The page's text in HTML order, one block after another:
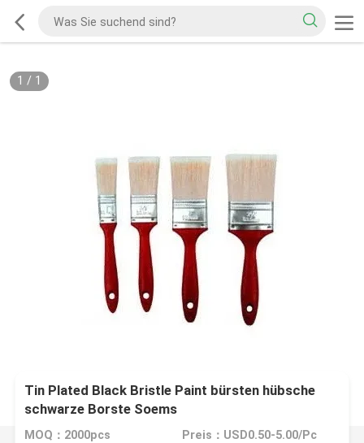
1 / 1
Tin Plated Black Bristle Paint bürsten hübsche
schwarze Borste Soems
MOQ：2000pcs Preis：USD0.50-5.00/Pc